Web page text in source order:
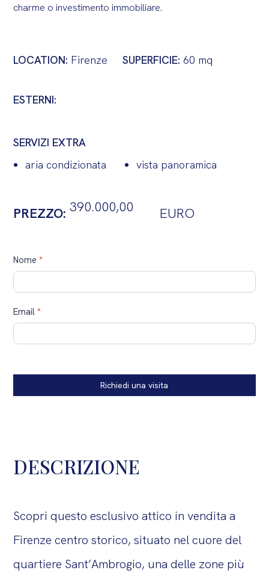
charme o investimento immobiliare.
LOCATION: Firenze SUPERFICIE: 60 mq
ESTERNI:
SERVIZI EXTRA
aria condizionata
vista panoramica
PREZZO:390.000,00 EURO
Contatti
Nome*
Email*
Richiedi una visita
DESCRIZIONE
Scopri questo esclusivo attico in vendita a
Firenze centro storico, situato nel cuore del
quartiere Sant’Ambrogio, una delle zone più